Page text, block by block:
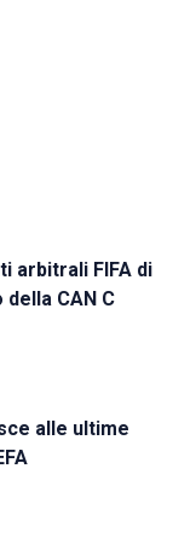
arbitrali FIFA di
della CAN C
alle ultime